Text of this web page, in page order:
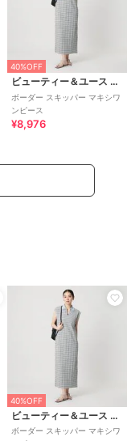
40%OFF
ビューティー＆ユース ユナイテッドアローズ
ボーダー スキッパー マキシワ
ンピース
¥8,976
40%OFF
ビューティー＆ユース ユナイテッドアローズ
ボーダー スキッパー マキシワ